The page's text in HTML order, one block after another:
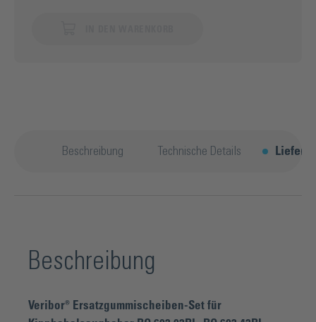
Beschreibung Technische Details
Beschreibung
Veribor® Ersatzgummischeiben-Set für